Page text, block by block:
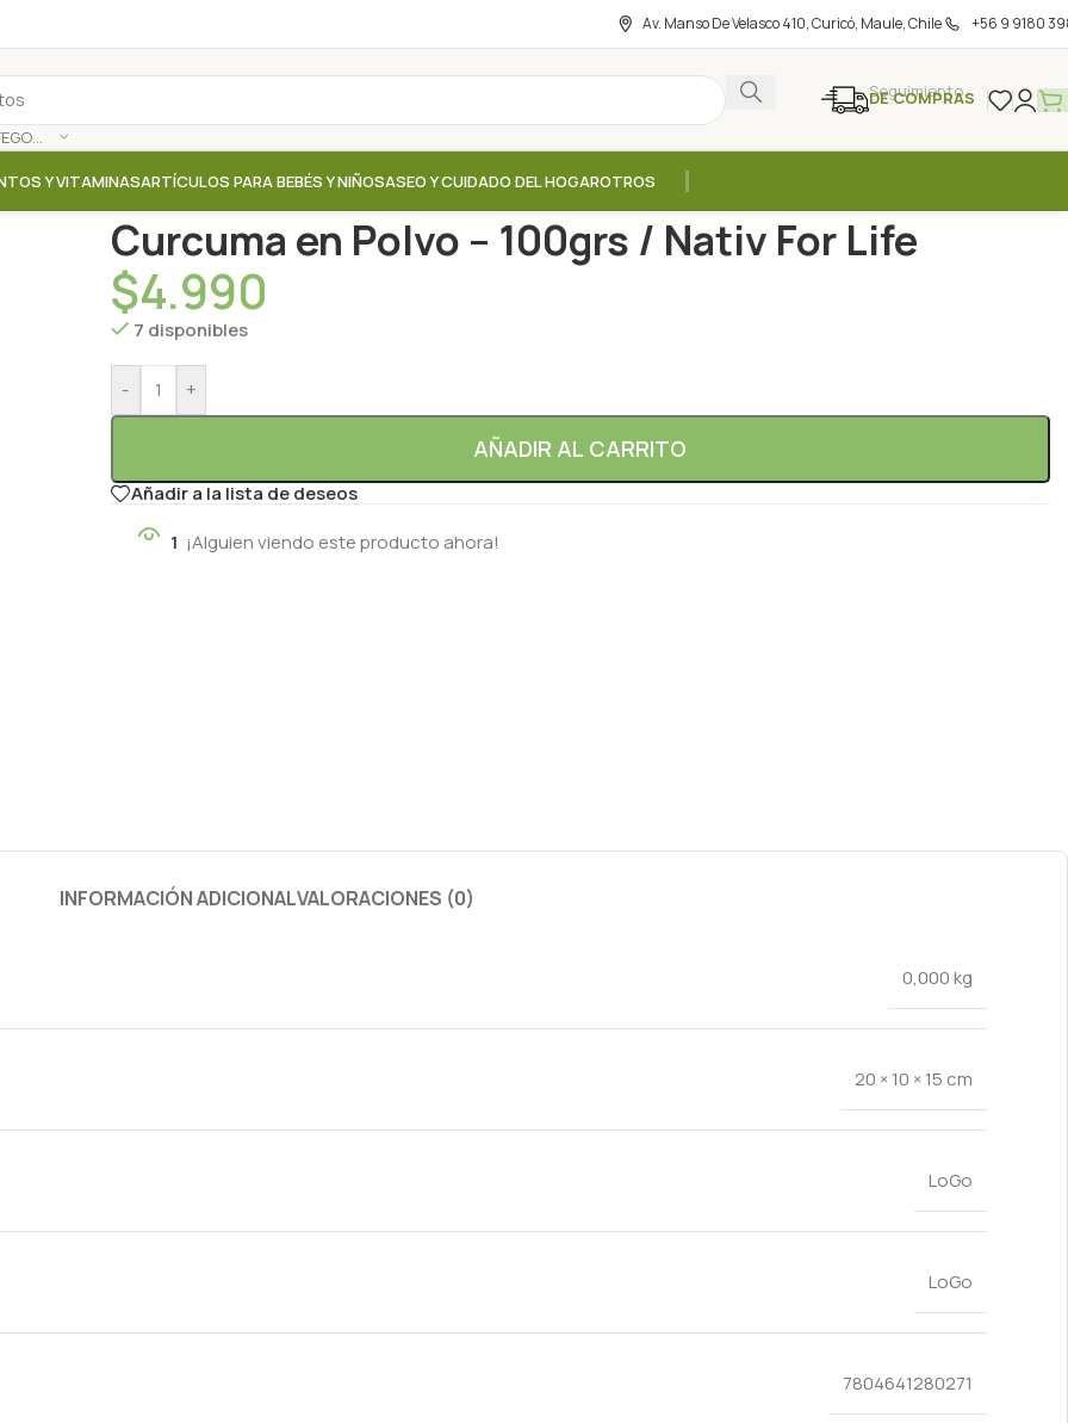
Av. Manso De Velasco 410, Curicó, Maule, Chile +56 9 9180
SELECCIONAR CATEGORÍA
Seguimiento
DE COMPRAS
Y VITAMINASARTÍCULOS PARA BEBÉS Y NIÑOSASEO Y CUIDADO DEL HOGAROTROS
Curcuma en Polvo – 100grs / Nativ For Life
$4.990
7 disponibles
- +
AÑADIR AL CARRITO
Añadir a la lista de deseos
1 ¡Alguien viendo este producto ahora!
INFORMACIÓN ADICIONALVALORACIONES (0)
0,000 kg
20 × 10 × 15 cm
LoGo
LoGo
7804641280271